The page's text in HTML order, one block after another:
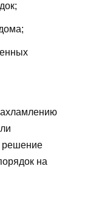
решение
на